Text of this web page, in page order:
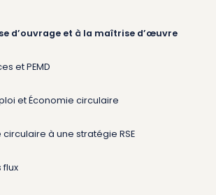
d’ouvrage et à la maîtrise d’œuvre
et PEMD
et Économie circulaire
à une stratégie RSE
flux